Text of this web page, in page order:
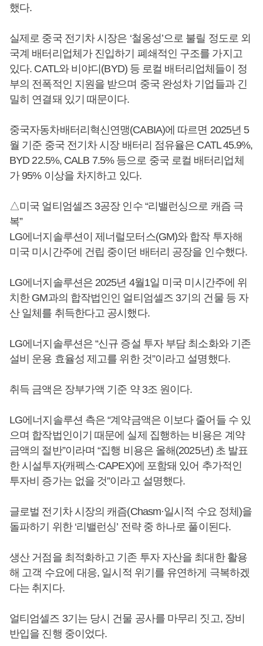
했다.
실제로 중국 전기차 시장은 ‘철옹성’으로 불릴 정도로 외
국계 배터리업체가 진입하기 폐쇄적인 구조를 가지고
있다. CATL와 비야디(BYD) 등 로컬 배터리업체들이 정
부의 전폭적인 지원을 받으며 중국 완성차 기업들과 긴
밀히 연결돼 있기 때문이다.
중국자동차배터리혁신연맹(CABIA)에 따르면 2025년 5
월 기준 중국 전기차 시장 배터리 점유율은 CATL 45.9%,
BYD 22.5%, CALB 7.5% 등으로 중국 로컬 배터리업체
가 95% 이상을 차지하고 있다.
△미국 얼티엄셀즈 3공장 인수 “리밸런싱으로 캐즘 극
복”
LG에너지솔루션이 제너럴모터스(GM)와 합작 투자해
미국 미시간주에 건립 중이던 배터리 공장을 인수했다.
LG에너지솔루션은 2025년 4월1일 미국 미시간주에 위
치한 GM과의 합작법인인 얼티엄셀즈 3기의 건물 등 자
산 일체를 취득한다고 공시했다.
LG에너지솔루션은 “신규 증설 투자 부담 최소화와 기존
설비 운용 효율성 제고를 위한 것”이라고 설명했다.
취득 금액은 장부가액 기준 약 3조 원이다.
LG에너지솔루션 측은 “계약금액은 이보다 줄어들 수 있
으며 합작법인이기 때문에 실제 집행하는 비용은 계약
금액의 절반”이라며 “집행 비용은 올해(2025년) 초 발표
한 시설투자(캐펙스·CAPEX)에 포함돼 있어 추가적인
투자비 증가는 없을 것”이라고 설명했다.
글로벌 전기차 시장의 캐즘(Chasm·일시적 수요 정체)을
돌파하기 위한 ‘리밸런싱’ 전략 중 하나로 풀이된다.
생산 거점을 최적화하고 기존 투자 자산을 최대한 활용
해 고객 수요에 대응, 일시적 위기를 유연하게 극복하겠
다는 취지다.
얼티엄셀즈 3기는 당시 건물 공사를 마무리 짓고, 장비
반입을 진행 중이었다.